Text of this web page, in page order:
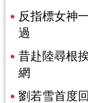
反指標女神
過
昔赴陸尋根
網
劉若雪首度